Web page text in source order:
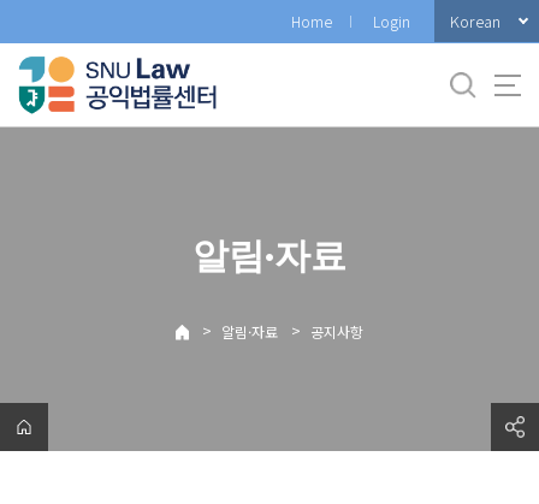
로
메
Home Login Korean
알림·자료
> 알림·자료 > 공지사항